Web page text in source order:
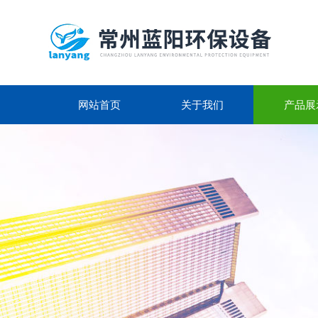
网站首页 关于我们 产品